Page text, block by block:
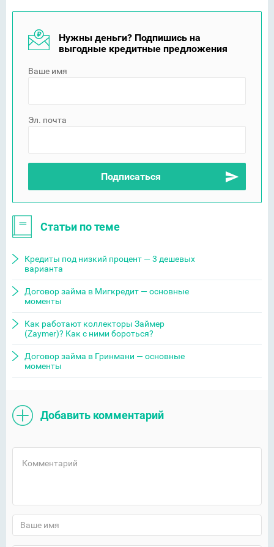
Нужны деньги? Подпишись на
выгодные кредитные предложения
Ваше имя
Эл. почта
Статьи по теме
Кредиты под низкий процент — 3 дешевых
варианта
Договор займа в Мигкредит — основные
моменты
Как работают коллекторы Займер
(Zaymer)? Как с ними бороться?
Договор займа в Гринмани — основные
моменты
Добавить комментарий